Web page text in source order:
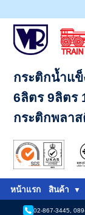
กระติกน้ำแข็
6ลิตร 9ลิตร
กระติกพลา
หน้าแรก สินค้า
02-867-3445,